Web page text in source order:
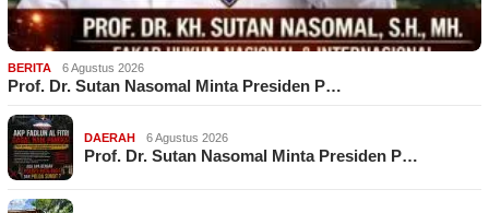
BERITA 6 Agustus 2026
Prof. Dr. Sutan Nasomal Minta Presiden P…
DAERAH 6 Agustus 2026
Prof. Dr. Sutan Nasomal Minta Presiden P…